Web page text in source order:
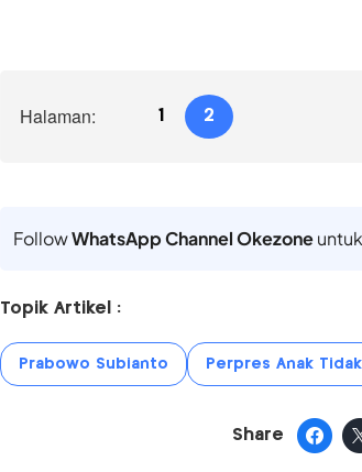
Halaman: 1 2
FollowWhatsApp Channel Okezone
Topik Artikel :
Prabowo Subianto Perpres Anak
Share